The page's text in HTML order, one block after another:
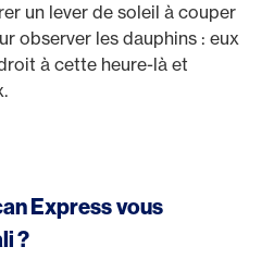
un lever de soleil à couper
observer les dauphins : eux
à cette heure-là et
Express vous
?